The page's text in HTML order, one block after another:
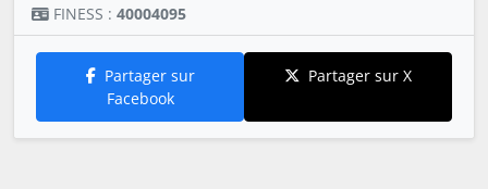
FINESS : 40004095
Partager sur
Facebook
Partager sur X